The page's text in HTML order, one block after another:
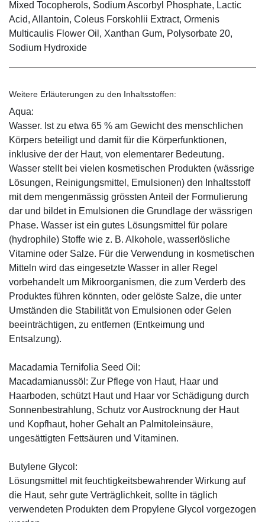
Mixed Tocopherols, Sodium Ascorbyl Phosphate, Lactic
Acid, Allantoin, Coleus Forskohlii Extract, Ormenis
Multicaulis Flower Oil, Xanthan Gum, Polysorbate 20,
Sodium Hydroxide
Weitere Erläuterungen zu den Inhaltsstoffen:
Aqua:
Wasser. Ist zu etwa 65 % am Gewicht des menschlichen
Körpers beteiligt und damit für die Körperfunktionen,
inklusive der der Haut, von elementarer Bedeutung.
Wasser stellt bei vielen kosmetischen Produkten (wässrige
Lösungen, Reinigungsmittel, Emulsionen) den Inhaltsstoff
mit dem mengenmässig grössten Anteil der Formulierung
dar und bildet in Emulsionen die Grundlage der wässrigen
Phase. Wasser ist ein gutes Lösungsmittel für polare
(hydrophile) Stoffe wie z. B. Alkohole, wasserlösliche
Vitamine oder Salze. Für die Verwendung in kosmetischen
Mitteln wird das eingesetzte Wasser in aller Regel
vorbehandelt um Mikroorganismen, die zum Verderb des
Produktes führen könnten, oder gelöste Salze, die unter
Umständen die Stabilität von Emulsionen oder Gelen
beeinträchtigen, zu entfernen (Entkeimung und
Entsalzung).
Macadamia Ternifolia Seed Oil:
Macadamianussöl: Zur Pflege von Haut, Haar und
Haarboden, schützt Haut und Haar vor Schädigung durch
Sonnenbestrahlung, Schutz vor Austrocknung der Haut
und Kopfhaut, hoher Gehalt an Palmitoleinsäure,
ungesättigten Fettsäuren und Vitaminen.
Butylene Glycol:
Lösungsmittel mit feuchtigkeitsbewahrender Wirkung auf
die Haut, sehr gute Verträglichkeit, sollte in täglich
verwendeten Produkten dem Propylene Glycol vorgezogen